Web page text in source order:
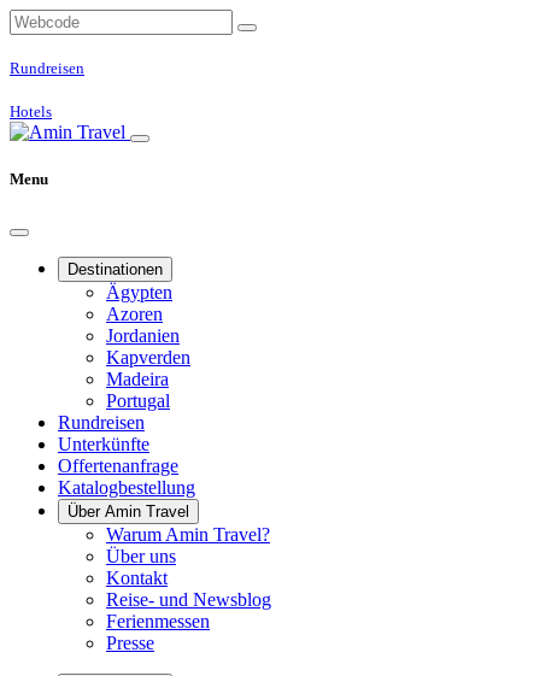
Rundreisen
Hotels
Menu
Destinationen
Ägypten
Azoren
Jordanien
Kapverden
Madeira
Portugal
Rundreisen
Unterkünfte
Offertenanfrage
Katalogbestellung
Über Amin Travel
Warum Amin Travel?
Über uns
Kontakt
Reise- und Newsblog
Ferienmessen
Presse